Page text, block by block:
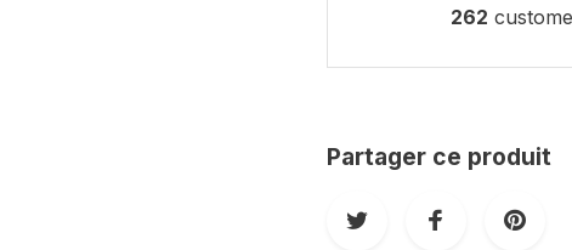
262
Partager ce produit